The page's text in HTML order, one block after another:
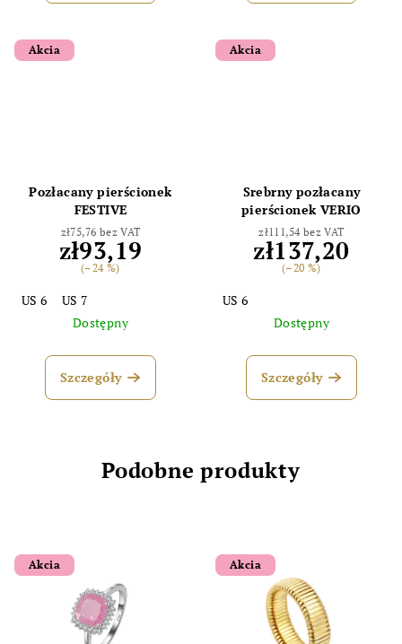
Akcia
Pozłacany pierścionek
FESTIVE
zł75,76 bez VAT
zł93,19
(–24 %)
US 6
US 7
Dostępny
Szczegóły
Akcia
Srebrny pozłacany
pierścionek VERIO
zł111,54 bez VAT
zł137,20
(–20 %)
US 6
Dostępny
Szczegóły
Podobne produkty
Akcia Akcia